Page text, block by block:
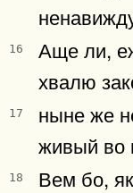
16
Аще ли,
хвалю
17
ныне же
живый во
18
Вем бо,